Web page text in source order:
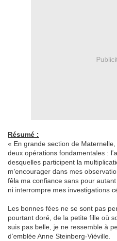
Résumé :
« En grande section de Maternelle,
deux opérations fondamentales :
desquelles participent la
m’encourager dans mes
fêla ma confiance sans pour
ni interrompre mes investigations
Les bonnes fées ne se sont pas
pourtant doré, de la petite fille où
suis pas belle, je ne ressemble à
d’emblée Anne Steinberg-Viéville.